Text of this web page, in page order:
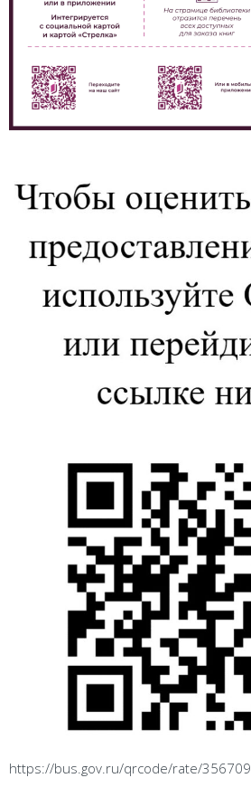
https://bus.gov.ru/qrcode/rate/356709